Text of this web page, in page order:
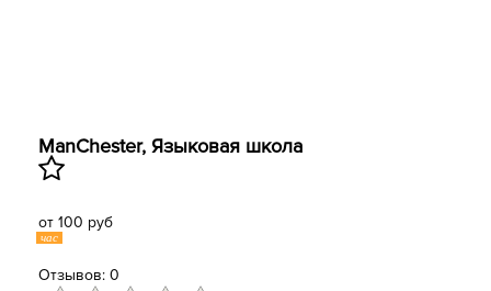
ManChester, Языковая школа
от 100 руб
час
Отзывов: 0